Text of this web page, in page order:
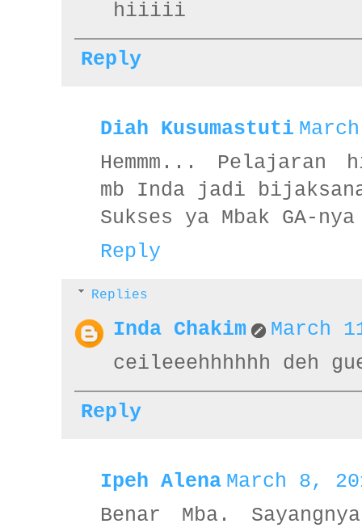
hiiiii
Reply
Diah Kusumastuti
Hemmm... Pelajaran
mb Inda jadi
Sukses ya Mbak GA-
Reply
Replies
Inda Chakim
March
ceileeehhhhhh deh
Reply
Ipeh Alena March 8,
Benar Mba.